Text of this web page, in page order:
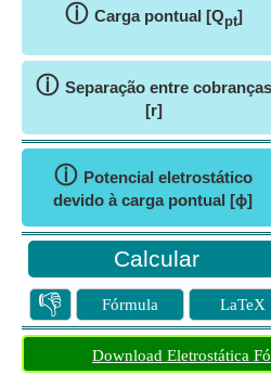
ⓘ Carga pontual [Qpt]
ⓘ Separação entre cobranças
[r]
ⓘ Potencial eletrostático
devido à carga pontual [ϕ]
👎 Fórmula LaTeX
Download Eletrostática